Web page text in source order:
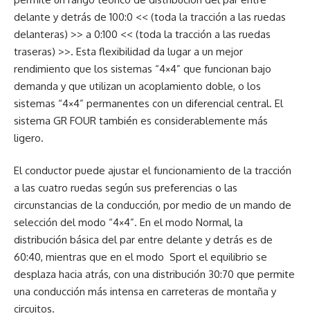
delante y detrás de 100:0 << (toda la tracción a las ruedas
delanteras) >> a 0:100 << (toda la tracción a las ruedas
traseras) >>. Esta flexibilidad da lugar a un mejor
rendimiento que los sistemas “4×4” que funcionan bajo
demanda y que utilizan un acoplamiento doble, o los
sistemas “4×4” permanentes con un diferencial central. El
sistema GR FOUR también es considerablemente más
ligero.
El conductor puede ajustar el funcionamiento de la tracción
a las cuatro ruedas según sus preferencias o las
circunstancias de la conducción, por medio de un mando de
selección del modo “4×4”. En el modo Normal, la
distribución básica del par entre delante y detrás es de
60:40, mientras que en el modo Sport el equilibrio se
desplaza hacia atrás, con una distribución 30:70 que permite
una conducción más intensa en carreteras de montaña y
circuitos.